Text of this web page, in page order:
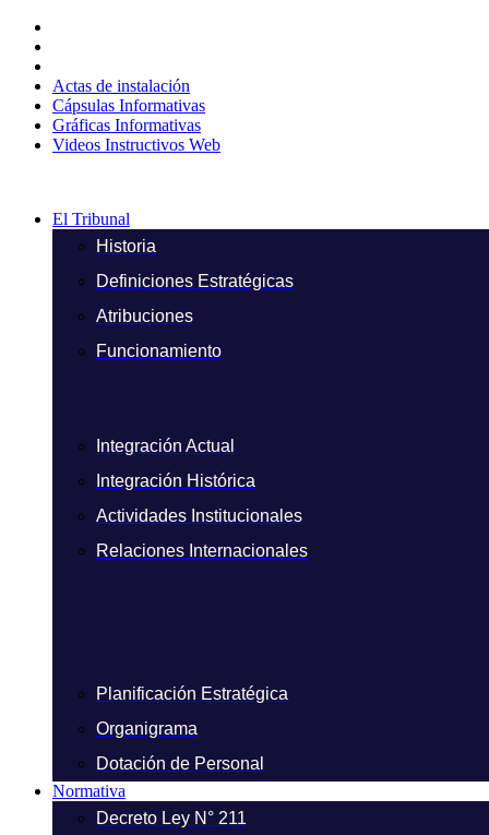
contenido
Actas de instalación
Cápsulas Informativas
Gráficas Informativas
Videos Instructivos Web
El Tribunal
Historia
Definiciones Estratégicas
Atribuciones
Funcionamiento
Integración Actual
Integración Histórica
Actividades Institucionales
Relaciones Internacionales
Planificación Estratégica
Organigrama
Dotación de Personal
Normativa
Decreto Ley N° 211